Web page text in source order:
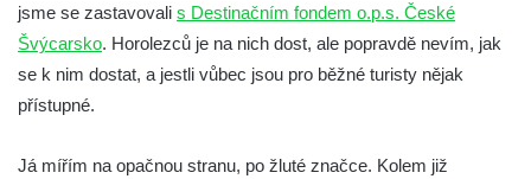
jsme se zastavovali s Destinačním fondem o.p.s. České
Švýcarsko. Horolezců je na nich dost, ale popravdě nevím, jak
se k nim dostat, a jestli vůbec jsou pro běžné turisty nějak
přístupné.
Já mířím na opačnou stranu, po žluté značce. Kolem již